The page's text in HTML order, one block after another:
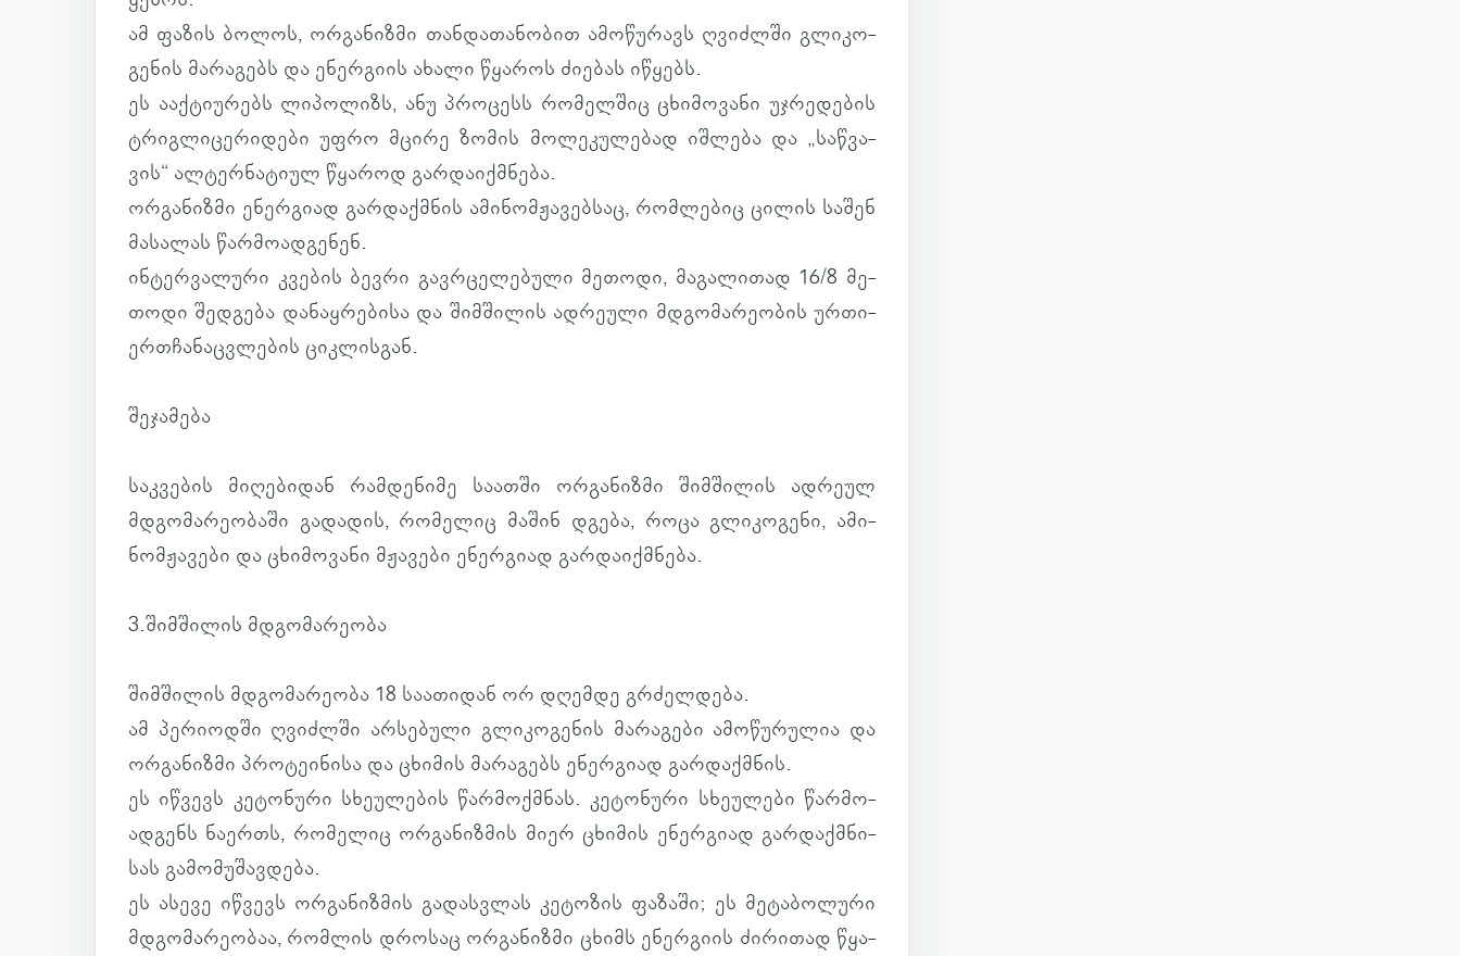
ამ ფაზის ბოლოს, ორ­გა­ნიზმი თან­და­თა­ნო­ბით ამო­წუ­რავს ღვიძ­ლში გლი­კო­
გე­ნის მა­რა­გებს და ენერ­გიის ახალი წყა­როს ძი­ე­ბას იწყებს.
ეს ააქ­ტი­უ­რებს ლი­პო­ლიზს, ანუ პრო­ცესს რო­მელ­შიც ცხი­მო­ვანი უჯრე­დე­ბის
ტრიგ­ლი­ცე­რი­დები უფრო მცირე ზომის მო­ლე­კუ­ლე­ბად იშ­ლება და „საწ­ვა­
ვის“ ალ­ტერ­ნა­ტიულ წყა­როდ გარ­და­იქ­მნება.
ორ­გა­ნიზმი ენერ­გიად გარ­დაქ­მნის ამი­ნომ­ჟა­ვებ­საც, რომ­ლე­ბიც ცილის საშენ
მა­სა­ლას წარ­მო­ად­გე­ნენ.
ინ­ტერ­ვა­ლური კვე­ბის ბევრი გავ­რცე­ლე­ბული მე­თოდი, მა­გა­ლი­თად 16/8 მე­
თოდი შედ­გება და­ნაყ­რე­ბისა და შიმ­ში­ლის ად­რე­ული მდგო­მა­რე­ო­ბის ურ­თი­
ერ­თჩა­ნაც­ვლე­ბის ციკ­ლის­გან.
შე­ჯა­მება
საკ­ვე­ბის მი­ღე­ბი­დან რამ­დე­ნიმე სა­ათში ორ­გა­ნიზმი შიმ­ში­ლის ად­რეულ
მდგო­მა­რე­ო­ბაში გა­და­დის, რო­მე­ლიც მაშინ დგება, როცა გლი­კო­გენი, ამი­
ნომ­ჟა­ვები და ცხი­მო­ვანი მჟა­ვები ენერ­გიად გარ­და­იქ­მნება.
3.შიმ­ში­ლის მდგო­მა­რე­ობა
შიმ­ში­ლის მდგო­მა­რე­ობა 18 სა­ა­თი­დან ორ დღემდე გრძელ­დება.
ამ პე­რი­ოდში ღვიძ­ლში არ­სე­ბული გლი­კო­გე­ნის მა­რა­გები ამო­წუ­რუ­ლია და
ორ­გა­ნიზმი პრო­ტე­ი­ნისა და ცხი­მის მა­რა­გებს ენერ­გიად გარ­დაქ­მნის.
ეს იწ­ვევს კე­ტო­ნური სხე­უ­ლე­ბის წარ­მოქ­მნას. კე­ტო­ნური სხე­უ­ლები წარ­მო­
ად­გენს ნა­ერთს, რო­მე­ლიც ორ­გა­ნიზ­მის მიერ ცხი­მის ენერ­გიად გარ­დაქ­მნი­
სას გა­მო­მუ­შავ­დება.
ეს ასევე იწ­ვევს ორ­გა­ნიზ­მის გა­დას­ვლას კე­ტო­ზის ფა­ზაში; ეს მე­ტა­ბო­ლური
მდგო­მა­რე­ო­ბაა, რომ­ლის დრო­საც ორ­გა­ნიზმი ცხიმს ენერ­გიის ძი­რი­თად წყა­